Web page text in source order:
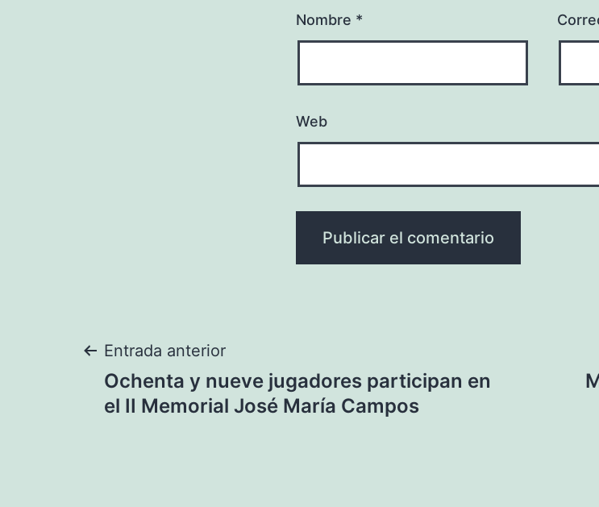
Nombre *
Web
Navegación
de
Entrada anterior
Ochenta y nueve jugadores participan en
el II Memorial José María Campos